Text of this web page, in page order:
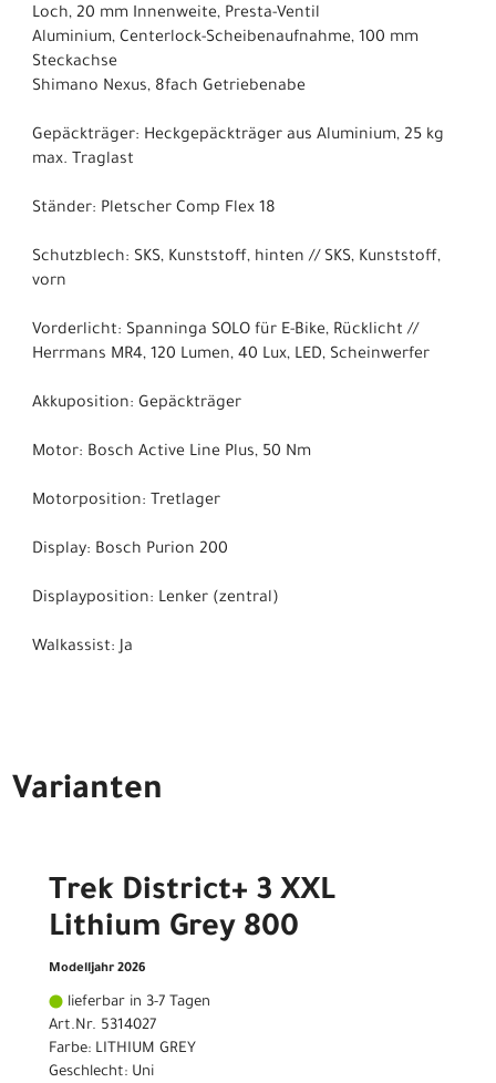
Loch, 20 mm Innenweite, Presta-Ventil
Aluminium, Centerlock-Scheibenaufnahme, 100 mm
Steckachse
Shimano Nexus, 8fach Getriebenabe
Gepäckträger: Heckgepäckträger aus Aluminium, 25 kg
max. Traglast
Ständer: Pletscher Comp Flex 18
Schutzblech: SKS, Kunststoff, hinten // SKS, Kunststoff,
vorn
Vorderlicht: Spanninga SOLO für E-Bike, Rücklicht //
Herrmans MR4, 120 Lumen, 40 Lux, LED, Scheinwerfer
Akkuposition: Gepäckträger
Motor: Bosch Active Line Plus, 50 Nm
Motorposition: Tretlager
Display: Bosch Purion 200
Displayposition: Lenker (zentral)
Walkassist: Ja
Varianten
Trek District+ 3 XXL
Lithium Grey 800
Modelljahr 2026
lieferbar in 3-7 Tagen
Art.Nr. 5314027
Farbe: LITHIUM GREY
Geschlecht: Uni